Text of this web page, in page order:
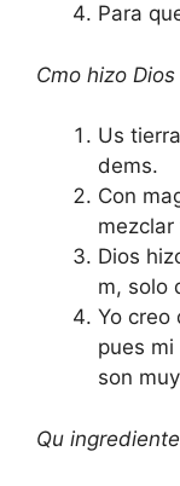
Para
Cmo hizo
Us
dems.
Con
Dios
m, solo
Yo creo
pues
son
Qu